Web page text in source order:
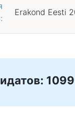
Erakond Eesti
1099